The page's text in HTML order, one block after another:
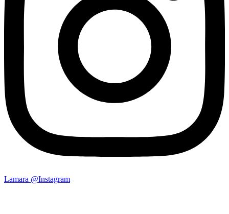
Lamara @Instagram